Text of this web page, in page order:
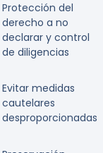
Protección del
derecho a no
declarar y control
de diligencias
Evitar medidas
cautelares
desproporcionadas